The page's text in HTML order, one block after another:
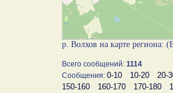
р. Волхов на карте региона:
Всего сообщений: 1114
Сообщения: 0-10 10-20 20-
150-160
160-170 170-180